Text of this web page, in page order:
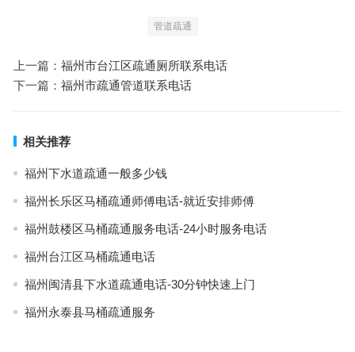
管道疏通
上一篇： 福州市台江区疏通厕所联系电话
下一篇： 福州市疏通管道联系电话
相关推荐
福州下水道疏通一般多少钱
福州长乐区马桶疏通师傅电话-就近安排师傅
福州鼓楼区马桶疏通服务电话-24小时服务电话
福州台江区马桶疏通电话
福州闽清县下水道疏通电话-30分钟快速上门
福州永泰县马桶疏通服务